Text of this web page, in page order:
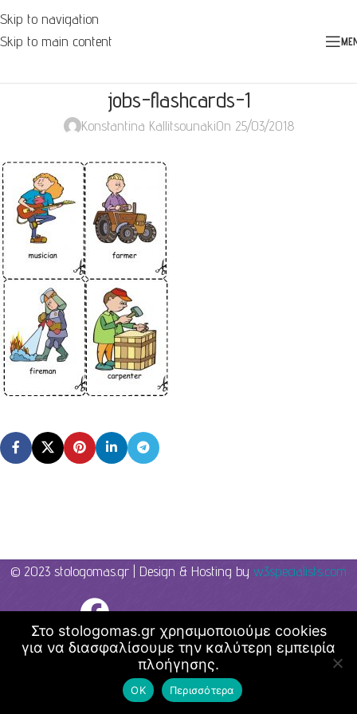
Skip to navigation
Skip to main content
jobs-flashcards-1
Konstantina KallitsounakiOn 25/03/2018
© 2023 stologomas.gr | Design & Hosting by w3specialists.com
Στο stologomas.gr χρησιμοποιούμε cookies
για να διασφαλίσουμε την καλύτερη εμπειρία
πλοήγησης.
ΟΚ Περισσότερα